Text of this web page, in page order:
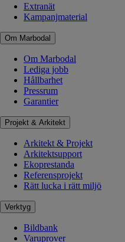
Extranät
Kampanjmaterial
Om Marbodal
Om Marbodal
Lediga jobb
Hållbarhet
Pressrum
Garantier
Projekt & Arkitekt
Arkitekt & Projekt
Arkitektsupport
Ekoprestanda
Referensprojekt
Rätt lucka i rätt miljö
Verktyg
Bildbank
Varuprover